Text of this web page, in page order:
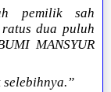
pemilik sah
dua puluh
MANSYUR